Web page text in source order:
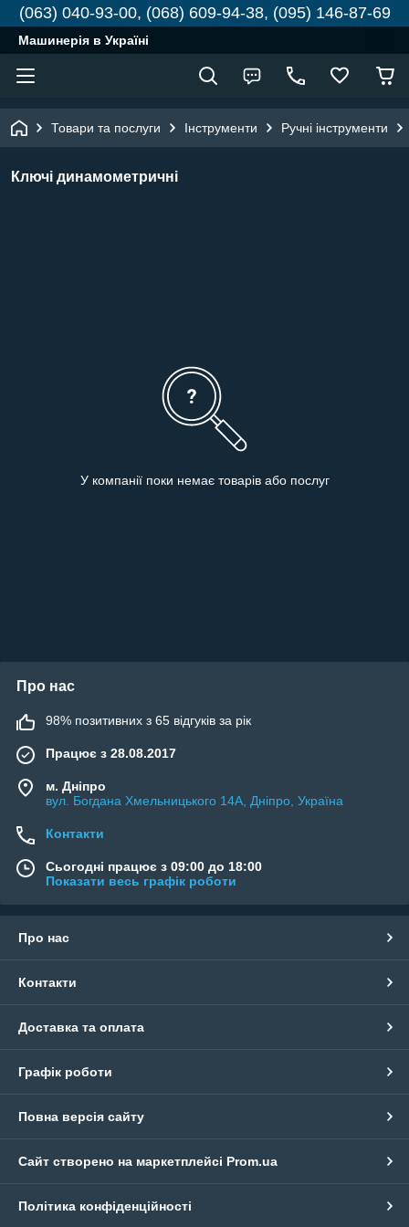
(063) 040-93-00, (068) 609-94-38, (095) 146-87-69
Машинерія в Україні
Товари та послуги Інструменти Ручні інструменти
Ключі динамометричні
У компанії поки немає товарів або послуг
Про нас
98% позитивних з 65 відгуків за рік
Працює з 28.08.2017
м. Дніпро
вул. Богдана Хмельницького 14А, Дніпро, Україна
Контакти
Сьогодні працює з 09:00 до 18:00
Показати весь графік роботи
Про нас
Контакти
Доставка та оплата
Графік роботи
Повна версія сайту
Сайт створено на маркетплейсі Prom.ua
Політика конфіденційності